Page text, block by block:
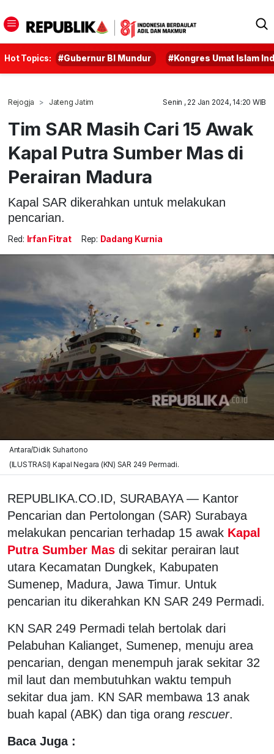
Hot Topics: #Gubernur BI Mundur #Kongres Umat Islam
Rejogja Jateng Jatim Senin , 22 Jan 2024, 14:20 WIB
Tim SAR Masih Cari 15 Awak
Kapal Putra Sumber Mas di
Perairan Madura
Kapal SAR dikerahkan untuk melakukan
pencarian.
Red: Irfan Fitrat Rep: Dadang Kurnia
Antara/Didik Suhartono
(ILUSTRASI) Kapal Negara (KN) SAR 249 Permadi.
REPUBLIKA.CO.ID, SURABAYA — Kantor
Pencarian dan Pertolongan (SAR) Surabaya
melakukan pencarian terhadap 15 awak Kapal
Putra Sumber Mas di sekitar perairan laut
utara Kecamatan Dungkek, Kabupaten
Sumenep, Madura, Jawa Timur. Untuk
pencarian itu dikerahkan KN SAR 249 Permadi.
KN SAR 249 Permadi telah bertolak dari
Pelabuhan Kalianget, Sumenep, menuju area
pencarian, dengan menempuh jarak sekitar 32
mil laut dan membutuhkan waktu tempuh
sekitar dua jam. KN SAR membawa 13 anak
buah kapal (ABK) dan tiga orang rescuer.
Baca Juga :